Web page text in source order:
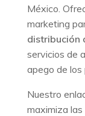
México.
marketing
distribución
servicios de
apego de los
Nuestro
maximiza